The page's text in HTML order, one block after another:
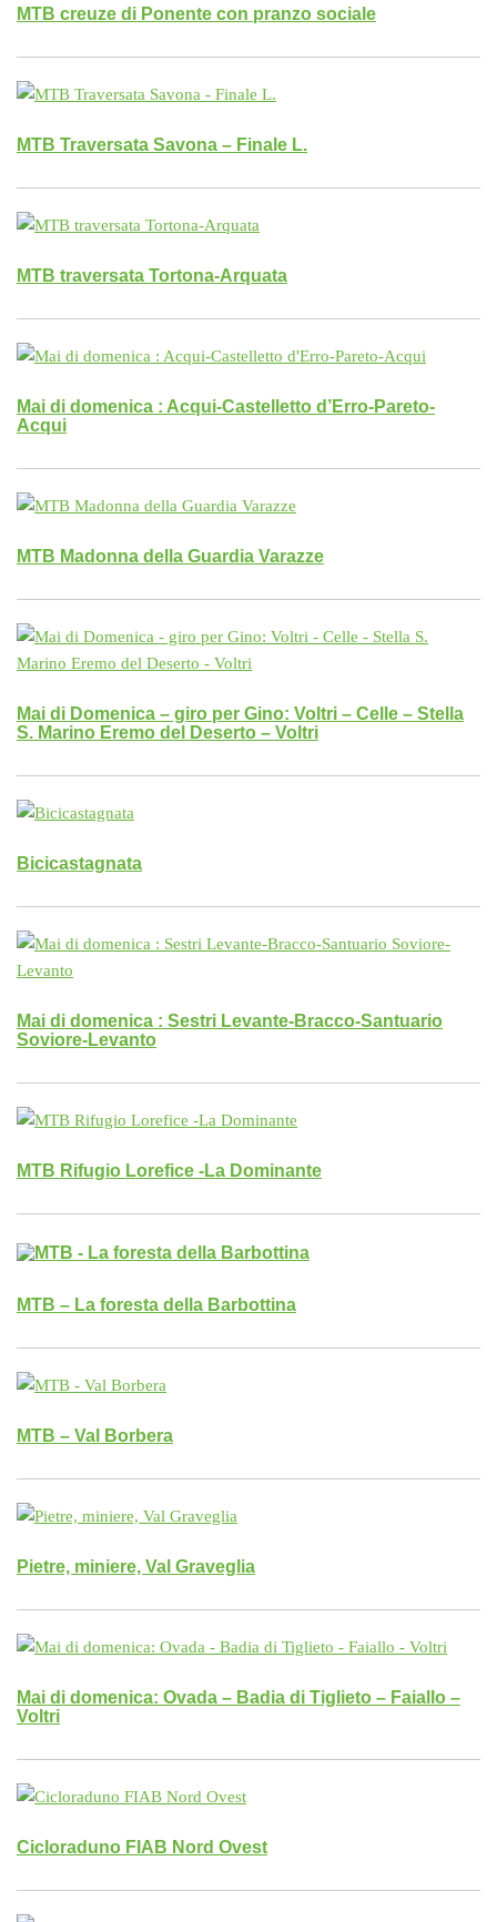
MTB creuze di Ponente con pranzo sociale
MTB Traversata Savona – Finale L.
MTB traversata Tortona-Arquata
Mai di domenica : Acqui-Castelletto d’Erro-Pareto-
Acqui
MTB Madonna della Guardia Varazze
Mai di Domenica – giro per Gino: Voltri – Celle – Stella
S. Marino Eremo del Deserto – Voltri
Bicicastagnata
Mai di domenica : Sestri Levante-Bracco-Santuario
Soviore-Levanto
MTB Rifugio Lorefice -La Dominante
MTB – La foresta della Barbottina
MTB – Val Borbera
Pietre, miniere, Val Graveglia
Mai di domenica: Ovada – Badia di Tiglieto – Faiallo –
Voltri
Cicloraduno FIAB Nord Ovest